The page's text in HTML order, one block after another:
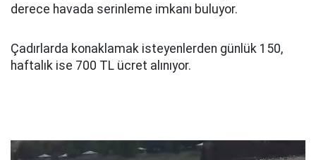
derece havada serinleme imkanı buluyor.
Çadırlarda konaklamak isteyenlerden günlük 150,
haftalık ise 700 TL ücret alınıyor.